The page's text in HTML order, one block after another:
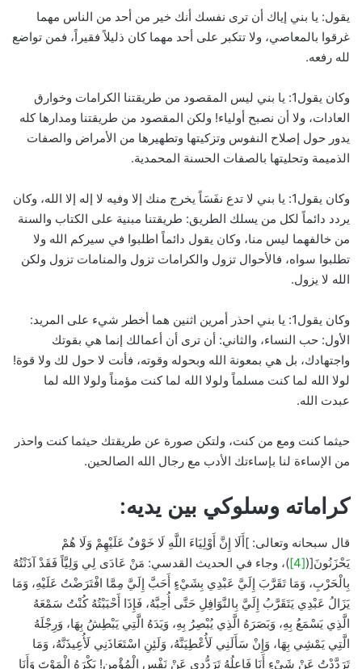
يقول: يا بني إياك أن ترى نفسك أنك خير من أحد من الناس مهما
غرقوا بالمعاصي، ولا تتكبر على أحد مهما كان ذليلاً فقيراً، فمن تواضع
لله رفعه.
وكان يقول1: يا بني ليس المقصود من طريقتنا الكرامات وخوارق
العادات، ولا أن نصبح أولياء! ولكن المقصود من طريقتنا ومدارها كله
يدور حول إصلاح النفوس وتزكيتها وتطهيرها من الأمراض والصفات
الذميمة وتحليتها بالصفات الحسنة المحمدية.
وكان يقول1: يا بني لا تدع نفَسَاً يخرج منك إلا وفيه لا إله إلا الله، وكان
يردد دائماً لكل من يسلك الطريق: طريقتنا مبنية على الكتاب والسنة
من خالفهما ليس منا، وكان يقول دائماً اطلبوا في سيركم الله ولا
تطلبوا سواه، فالأحوال تزول والكرامات تزول والمنامات تزول ولكن
الله لا يزول.
وكان يقول1: يا بني احذر أمرين اثنين هما أخطر شيء على المريد:
الأول: حب النساء، والثاني: أن ترى أن أعمالك إنما هي بقوتك
واجتهادك، بل هي بمعونة الله وبحوله وقوته، فأنت لا حول لك ولا قوة!
لولا الله لما كنت مسلماً ولولا الله لما كنت مؤمناً ولولا الله لما
عبدت الله.
حيثما كنت ومع من كنت، ولتكن صورة عن طريقتك حيثما كنت واحذر
من الإساءة لنا بإساءتك الأدب مع رجال الله الصالحين.
كراماته وسلوكي بين يديه:
قال سبحانه وتعالى: ]أَلَا إِنَّ أَوْلِيَاءَ اللَّهِ لَا خَوْفٌ عَلَيْهِمْ وَلَا هُمْ
يَحْزَنُونَ[([4]
)، وجاء في الحديث القدسي: مَنْ عَادَى لِي وَلِيَّاً فَقَدْ آذَنْتُهُ
بِالْحَرْبِ، وَمَا تَقَرَّبَ إِلَيَّ عَبْدِي بِشَيْءٍ أَحَبَّ إِلَيَّ مِمَّا افْتَرَضْتُ عَلَيْهِ، وَمَا
يَزَالُ عَبْدِي يَتَقَرَّبُ إِلَيَّ بِالنَّوَافِلِ حَتَّى أُحِبَّهُ، فَإِذَا أَحْبَبْتُهُ كُنْتُ سَمْعَهُ
الَّذِي يَسْمَعُ بِهِ، وَبَصَرَهُ الَّذِي يُبْصِرُ بِهِ، وَيَدَهُ الَّتِي يَبْطِشُ بِهَا، وَرِجْلَهُ
الَّتِي يَمْشِي بِهَا، وَإِنْ سَأَلَنِي لَأُعْطِيَنَّهُ، وَلَئِنِ اسْتَعَاذَنِي لَأُعِيذَنَّهُ، وَمَا
تَرَدَّدْتُ عَنْ شَيْءٍ أَنَا فَاعِلُهُ تَرَدُّدِي عَنْ نَفْسِ الْمُؤْمِنِ! يَكْرَهُ الْمَوْتَ وَأَنَا